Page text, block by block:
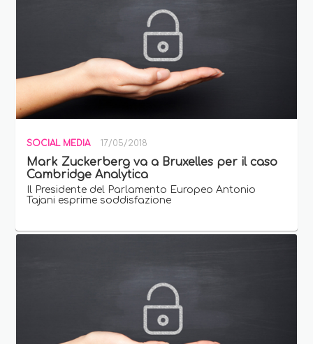
SOCIAL MEDIA 17/05/2018
Mark Zuckerberg va a Bruxelles per il caso
Cambridge Analytica
Il Presidente del Parlamento Europeo Antonio
Tajani esprime soddisfazione